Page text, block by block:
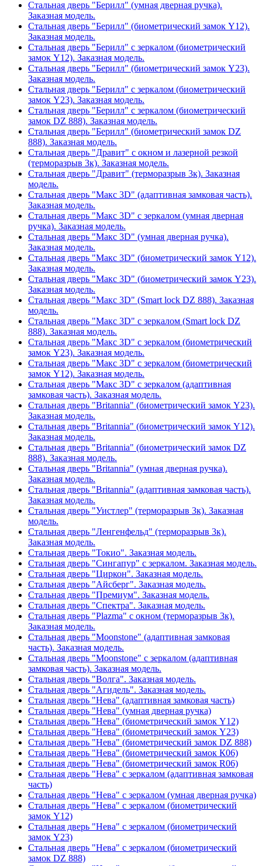
Стальная дверь "Берилл" (умная дверная ручка).
Заказная модель.
Стальная дверь "Берилл" (биометрический замок Y12).
Заказная модель.
Стальная дверь "Берилл" с зеркалом (биометрический
замок Y12). Заказная модель.
Стальная дверь "Берилл" (биометрический замок Y23).
Заказная модель.
Стальная дверь "Берилл" с зеркалом (биометрический
замок Y23). Заказная модель.
Стальная дверь "Берилл" с зеркалом (биометрический
замок DZ 888). Заказная модель.
Стальная дверь "Берилл" (биометрический замок DZ
888). Заказная модель.
Стальная дверь "Дравит" с окном и лазерной резкой
(терморазрыв 3к). Заказная модель.
Стальная дверь "Дравит" (терморазрыв 3к). Заказная
модель.
Стальная дверь "Макс 3D" (адаптивная замковая часть).
Заказная модель.
Стальная дверь "Макс 3D" с зеркалом (умная дверная
ручка). Заказная модель.
Стальная дверь "Макс 3D" (умная дверная ручка).
Заказная модель.
Стальная дверь "Макс 3D" (биометрический замок Y12).
Заказная модель.
Стальная дверь "Макс 3D" (биометрический замок Y23).
Заказная модель.
Стальная дверь "Макс 3D" (Smart lock DZ 888). Заказная
модель.
Стальная дверь "Макс 3D" с зеркалом (Smart lock DZ
888). Заказная модель.
Стальная дверь "Макс 3D" с зеркалом (биометрический
замок Y23). Заказная модель.
Стальная дверь "Макс 3D" с зеркалом (биометрический
замок Y12). Заказная модель.
Стальная дверь "Макс 3D" с зеркалом (адаптивная
замковая часть). Заказная модель.
Стальная дверь "Britannia" (биометрический замок Y23).
Заказная модель.
Стальная дверь "Britannia" (биометрический замок Y12).
Заказная модель.
Стальная дверь "Britannia" (биометрический замок DZ
888). Заказная модель.
Стальная дверь "Britannia" (умная дверная ручка).
Заказная модель.
Стальная дверь "Britannia" (адаптивная замковая часть).
Заказная модель.
Стальная дверь "Уистлер" (терморазрыв 3к). Заказная
модель.
Стальная дверь "Ленгенфельд" (терморазрыв 3к).
Заказная модель.
Стальная дверь "Токио". Заказная модель.
Стальная дверь "Сингапур" с зеркалом. Заказная модель.
Стальная дверь "Циркон". Заказная модель.
Стальная дверь "Айсберг". Заказная модель.
Стальная дверь "Премиум". Заказная модель.
Стальная дверь "Спектра". Заказная модель.
Стальная дверь "Plazma" с окном (терморазрыв 3к).
Заказная модель.
Стальная дверь "Moonstone" (адаптивная замковая
часть). Заказная модель.
Стальная дверь "Moonstone" с зеркалом (адаптивная
замковая часть). Заказная модель.
Стальная дверь "Волга". Заказная модель.
Стальная дверь "Агидель". Заказная модель.
Стальная дверь "Нева" (адаптивная замковая часть)
Стальная дверь "Нева" (умная дверная ручка)
Стальная дверь "Нева" (биометрический замок Y12)
Стальная дверь "Нева" (биометрический замок Y23)
Стальная дверь "Нева" (биометрический замок DZ 888)
Стальная дверь "Нева" (биометрический замок К06)
Стальная дверь "Нева" (биометрический замок R06)
Стальная дверь "Нева" с зеркалом (адаптивная замковая
часть)
Стальная дверь "Нева" с зеркалом (умная дверная ручка)
Стальная дверь "Нева" с зеркалом (биометрический
замок Y12)
Стальная дверь "Нева" с зеркалом (биометрический
замок Y23)
Стальная дверь "Нева" с зеркалом (биометрический
замок DZ 888)